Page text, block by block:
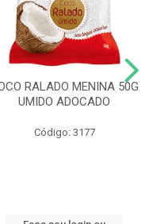
RALADO MENINA 50G
UMIDO ADOCADO
Código: 3177